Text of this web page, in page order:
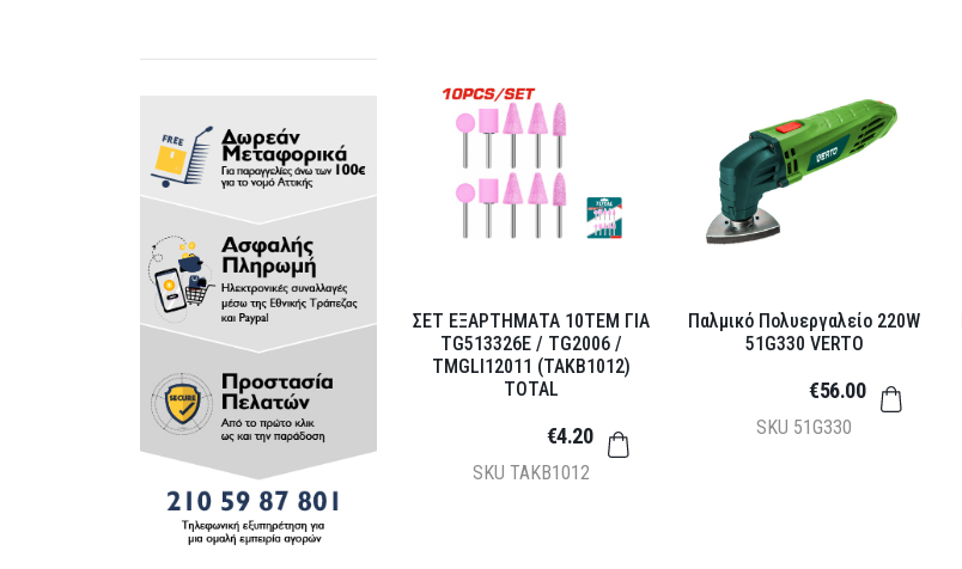
ΣΕΤ ΕΞΑΡΤΗΜΑΤΑ 10ΤΕΜ ΓΙΑ
TG513326E / TG2006 /
TMGLI12011 (TAKB1012)
TOTAL
SKU TAKB1012
€4.20
Παλμικό Πολυεργαλείο 220W
51G330 VERTO
SKU 51G330
€56.00